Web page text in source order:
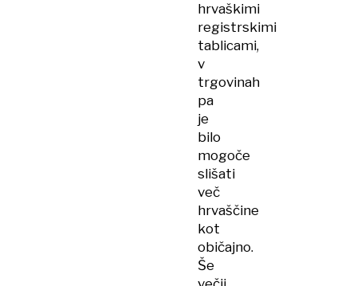
hrvaškimi
registrskimi
tablicami,
v
trgovinah
pa
je
bilo
mogoče
slišati
več
hrvaščine
kot
običajno.
Še